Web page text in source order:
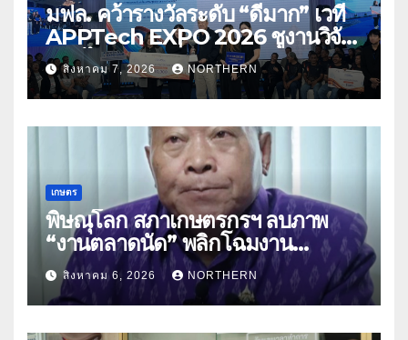
มฟล. คว้ารางวัลระดับ “ดีมาก” เวที
APPTech EXPO 2026 ชูงานวิจัย
สมุนไพร ขับเคลื่อนนวัตกรรมสู่เชิง
พาณิชย์
สิงหาคม 7, 2026 NORTHERN
เกษตร
พิษณุโลก สภาเกษตรกรฯ ลบภาพ
“งานตลาดนัด” พลิกโฉมงาน
“เกษตรรุ่งเรืองเมืองสองแคว 69” มุ่ง
ประโยชน์เกษตรกร ดึงนวัตกรรม-จับ
คู่ธุรกิจดันสินค้าเกษตรสู่สากล (คลิป)
สิงหาคม 6, 2026 NORTHERN